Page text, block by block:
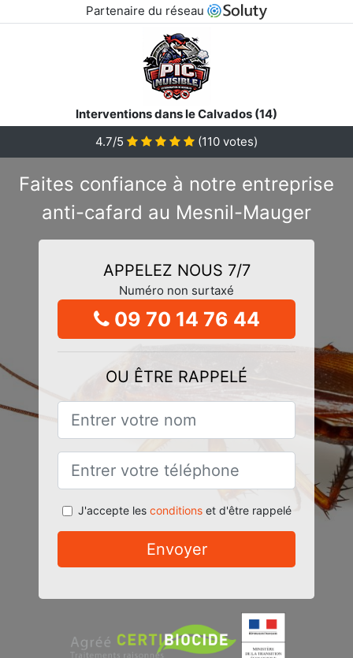
Partenaire du réseau
Interventions dans le Calvados (14)
4.7/5
(110 votes)
Faites confiance à notre entreprise
anti-cafard au Mesnil-Mauger
APPELEZ NOUS 7/7
Numéro non surtaxé
09 70 14 76 44
OU ÊTRE RAPPELÉ
J'accepte les conditionset d'être rappelé
Envoyer